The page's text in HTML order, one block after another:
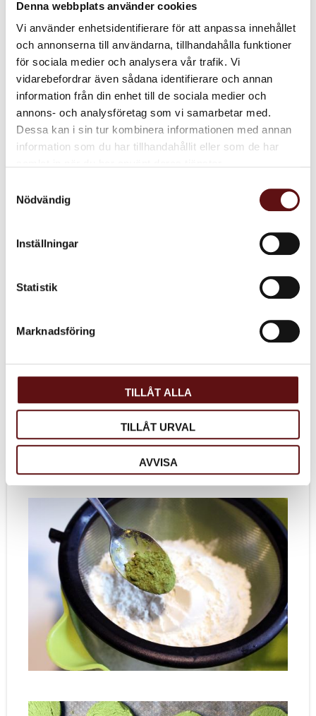
Denna webbplats använder cookies
Vi använder enhetsidentifierare för att anpassa innehållet
och annonserna till användarna, tillhandahålla funktioner
för sociala medier och analysera vår trafik. Vi
vidarebefordrar även sådana identifierare och annan
information från din enhet till de sociala medier och
annons- och analysföretag som vi samarbetar med.
Dessa kan i sin tur kombinera informationen med annan
information som du har tillhandahållit eller som de har
Nödvändig
Inställningar
Statistik
Marknadsföring
TILLÅT ALLA
TILLÅT URVAL
AVVISA
smet i en annan skål. Tillsätt sedan äggulorna.
3. Tillsätt lite i taget av matcha och
mjölblandningen till den andra blandningen med
florsocker och smör. Rör om till en formbar deg.
4. Rulla degen i en längd och plasta in rullen.
5. Sätt ugnen på 175 grader. Ta ut degen och skär i
den i 2.5 cm tjocka bitar. Placera dem sedan på en
6. Servera kakorna med dit favorit te!
Tillsätt lite nötter i degen eller smält choklad